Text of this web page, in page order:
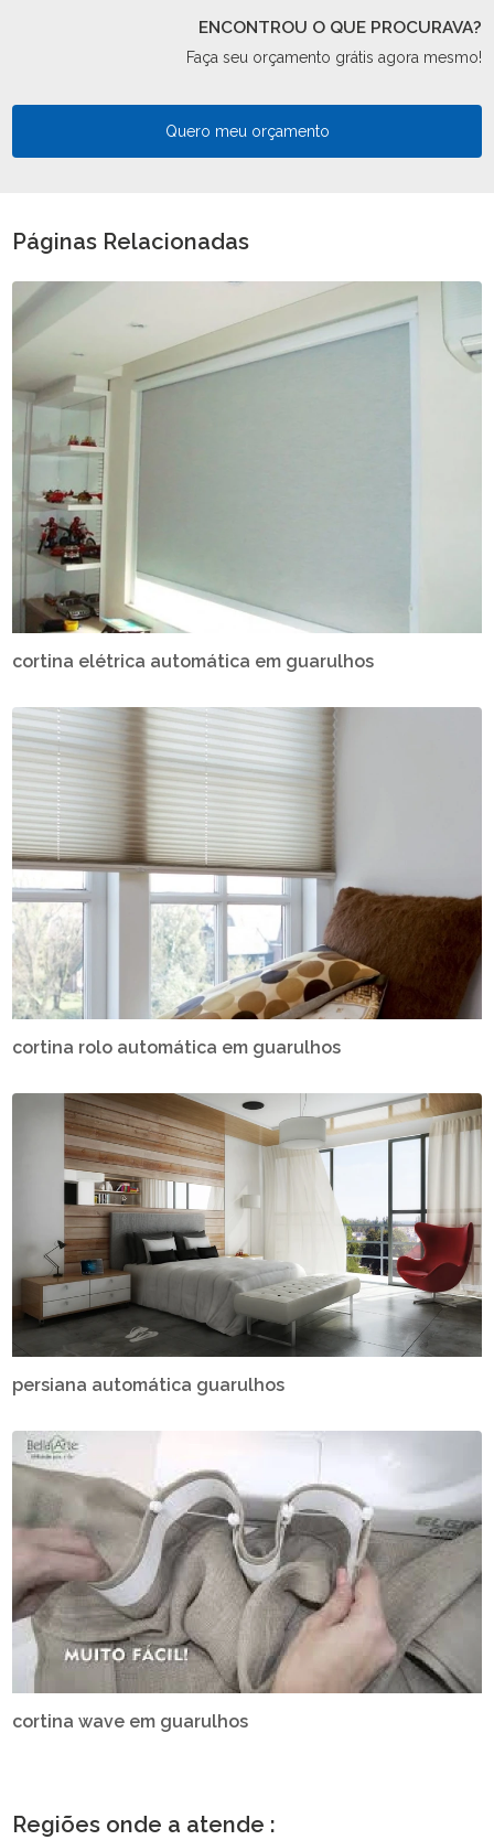
ENCONTROU O QUE PROCURAVA?
Faça seu orçamento grátis agora mesmo!
Quero meu orçamento
Páginas Relacionadas
cortina elétrica automática em guarulhos
cortina rolo automática em guarulhos
persiana automática guarulhos
cortina wave em guarulhos
Regiões onde a atende :